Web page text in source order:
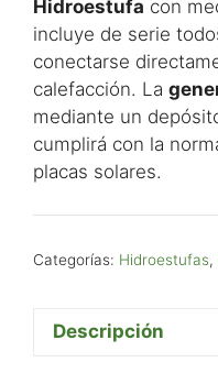
Hidroestufa con
incluye de serie
conectarse
calefacción. La
mediante un
cumplirá con la
placas solares.
Categorías: Hidroestufas,
Descripción